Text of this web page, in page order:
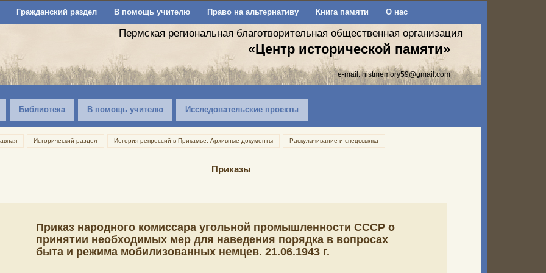
Гражданский раздел В помощь учителю Право на альтернативу Книга памяти О нас
Пермская региональная благотворительная общественная организация
«Центр исторической памяти»
e-mail:histmemory59@gmail.com
Библиотека В помощь учителю Исследовательские проекты
Исторический раздел История репрессий в Прикамье. Архивные документы Раскулачивание и спецссылка
Приказы
Приказ народного комиссара угольной промышленности СССР о
принятии необходимых мер для наведения порядка в вопросах
быта и режима мобилизованных немцев. 21.06.1943 г.